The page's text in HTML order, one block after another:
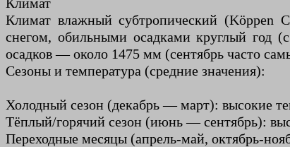
Климат влажный субтропический (Köppen
снегом, обильными осадками круглый год
осадков — около 1475 мм (сентябрь часто
Сезоны и температура (средние значения):
Холодный сезон (декабрь — март): высокие
Тёплый/горячий сезон (июнь — сентябрь):
Переходные месяцы (апрель-май, октябрь-